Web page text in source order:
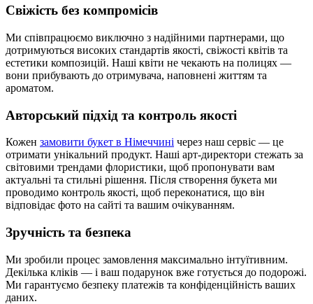
Свіжість без компромісів
Ми співпрацюємо виключно з надійними партнерами, що
дотримуються високих стандартів якості, свіжості квітів та
естетики композицій. Наші квіти не чекають на полицях —
вони прибувають до отримувача, наповнені життям та
ароматом.
Авторський підхід та контроль якості
Кожен замовити букет в Німеччині через наш сервіс — це
отримати унікальний продукт. Наші арт-директори стежать за
світовими трендами флористики, щоб пропонувати вам
актуальні та стильні рішення. Після створення букета ми
проводимо контроль якості, щоб переконатися, що він
відповідає фото на сайті та вашим очікуванням.
Зручність та безпека
Ми зробили процес замовлення максимально інтуїтивним.
Декілька кліків — і ваш подарунок вже готується до подорожі.
Ми гарантуємо безпеку платежів та конфіденційність ваших
даних.